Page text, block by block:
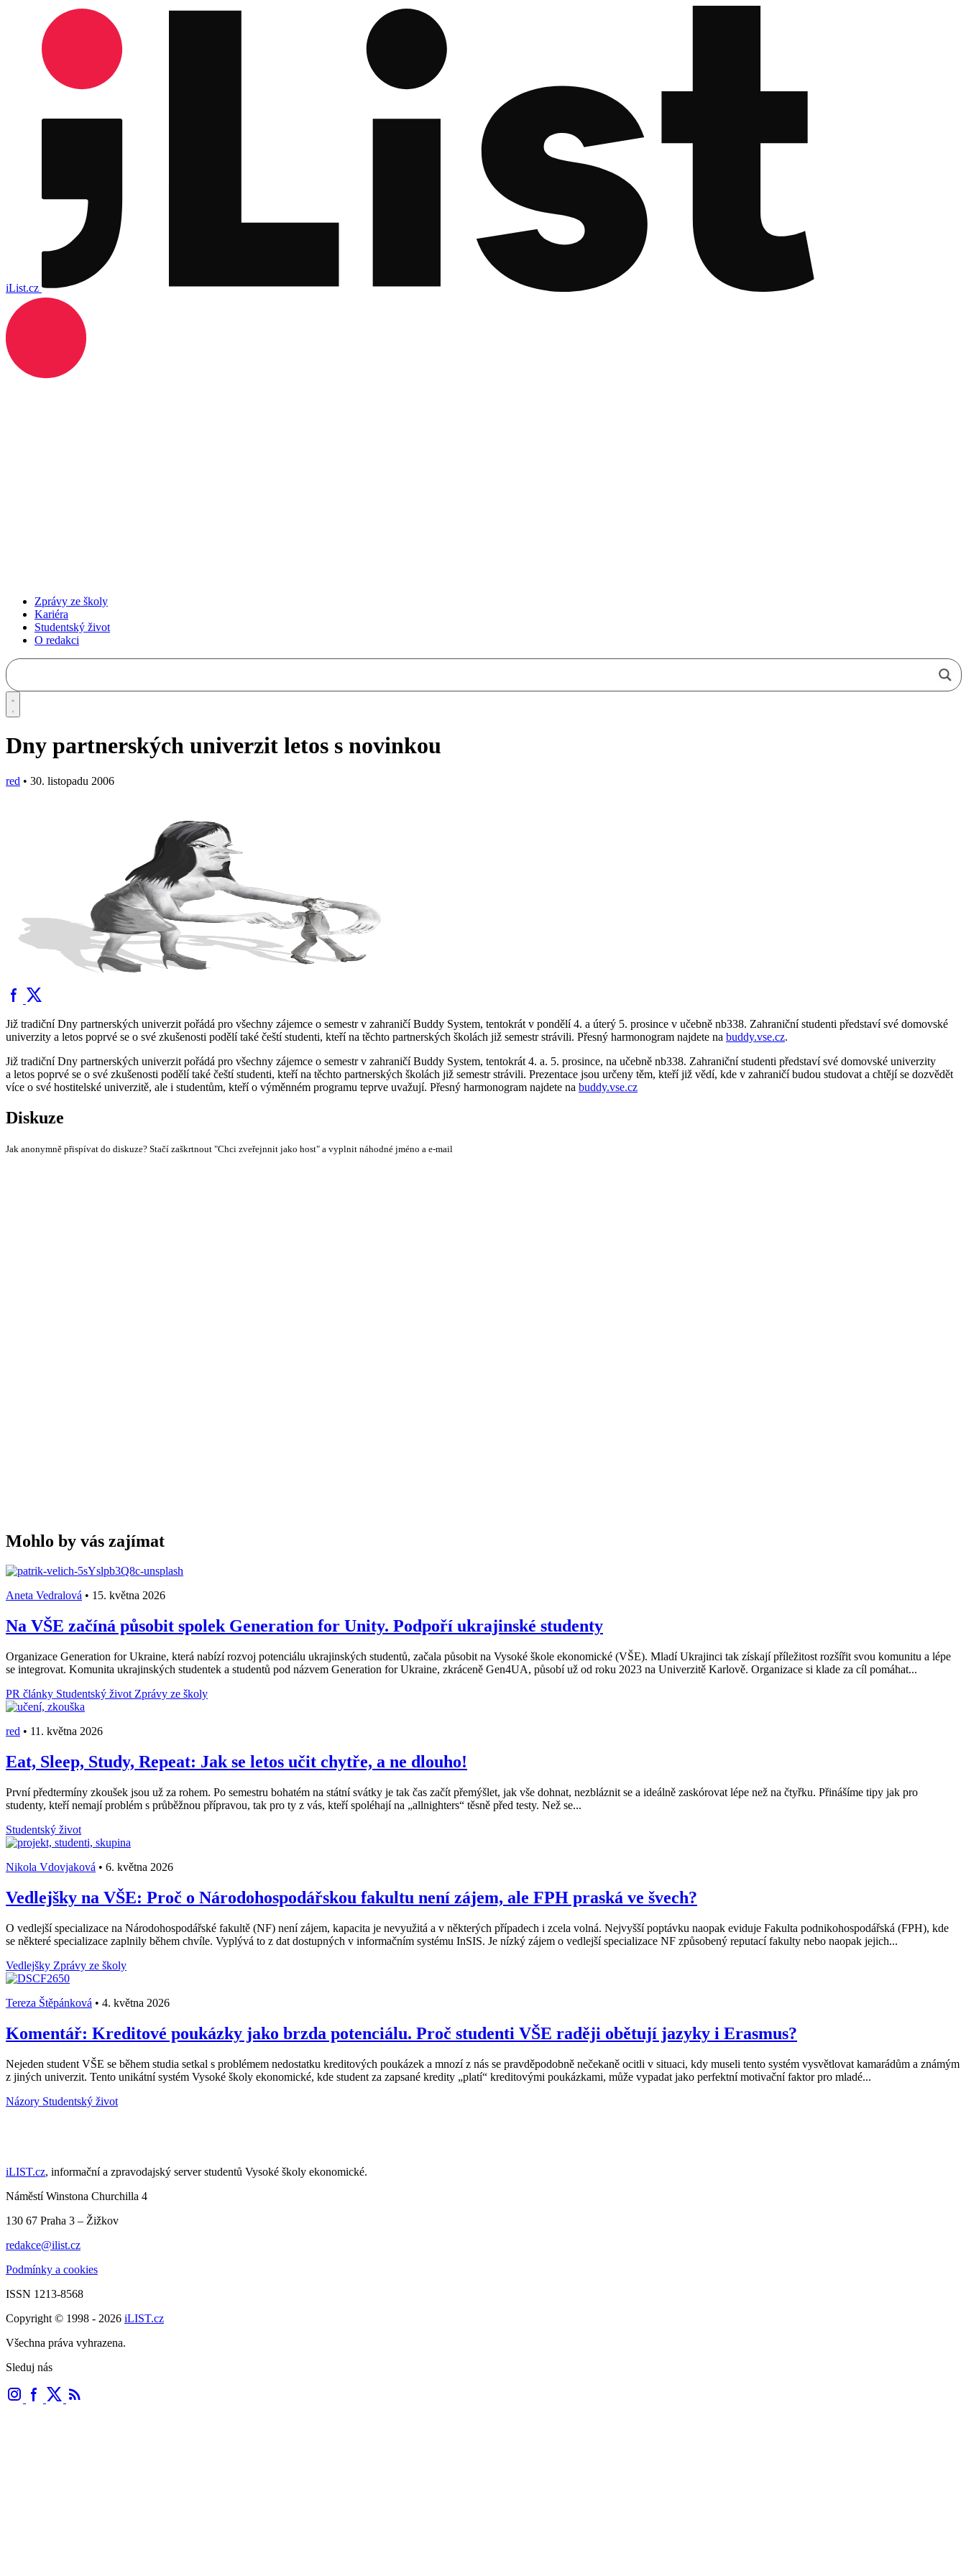
iList.cz
Zprávy ze školy
Kariéra
Studentský život
O redakci
Dny partnerských univerzit letos s novinkou
red • 30. listopadu 2006
Již tradiční Dny partnerských univerzit pořádá pro všechny zájemce o semestr v zahraničí Buddy System, tentokrát v pondělí 4. a úterý 5. prosince v učebně nb338. Zahraniční studenti představí své domovské
univerzity a letos poprvé se o své zkušenosti podělí také čeští studenti, kteří na těchto partnerských školách již semestr strávili. Přesný harmonogram najdete na buddy.vse.cz.
Již tradiční Dny partnerských univerzit pořádá pro všechny zájemce o semestr v zahraničí Buddy System, tentokrát 4. a. 5. prosince, na učebně nb338. Zahraniční studenti představí své domovské univerzity
a letos poprvé se o své zkušenosti podělí také čeští studenti, kteří na těchto partnerských školách již semestr strávili. Prezentace jsou určeny těm, kteří již vědí, kde v zahraničí budou studovat a chtějí se dozvědět
více o své hostitelské univerzitě, ale i studentům, kteří o výměnném programu teprve uvažují. Přesný harmonogram najdete na buddy.vse.cz
Diskuze
Jak anonymně přispívat do diskuze? Stačí zaškrtnout "Chci zveřejnnit jako host" a vyplnit náhodné jméno a e-mail
Mohlo by vás zajímat
Aneta Vedralová • 15. května 2026
Na VŠE začíná působit spolek Generation for Unity. Podpoří ukrajinské studenty
Organizace Generation for Ukraine, která nabízí rozvoj potenciálu ukrajinských studentů, začala působit na Vysoké škole ekonomické (VŠE). Mladí Ukrajinci tak získají příležitost rozšířit svou komunitu a lépe
se integrovat. Komunita ukrajinských studentek a studentů pod názvem Generation for Ukraine, zkráceně Gen4UA, působí už od roku 2023 na Univerzitě Karlově. Organizace si klade za cíl pomáhat...
PR články Studentský život Zprávy ze školy
red • 11. května 2026
Eat, Sleep, Study, Repeat: Jak se letos učit chytře, a ne dlouho!
První předtermíny zkoušek jsou už za rohem. Po semestru bohatém na státní svátky je tak čas začít přemýšlet, jak vše dohnat, nezbláznit se a ideálně zaskórovat lépe než na čtyřku. Přinášíme tipy jak pro
studenty, kteří nemají problém s průběžnou přípravou, tak pro ty z vás, kteří spoléhají na „allnighters“ těsně před testy. Než se...
Studentský život
Nikola Vdovjaková • 6. května 2026
Vedlejšky na VŠE: Proč o Národohospodářskou fakultu není zájem, ale FPH praská ve švech?
O vedlejší specializace na Národohospodářské fakultě (NF) není zájem, kapacita je nevyužitá a v některých případech i zcela volná. Nejvyšší poptávku naopak eviduje Fakulta podnikohospodářská (FPH), kde
se některé specializace zaplnily během chvíle. Vyplývá to z dat dostupných v informačním systému InSIS. Je nízký zájem o vedlejší specializace NF způsobený reputací fakulty nebo naopak jejich...
Vedlejšky Zprávy ze školy
Tereza Štěpánková • 4. května 2026
Komentář: Kreditové poukázky jako brzda potenciálu. Proč studenti VŠE raději obětují jazyky i Erasmus?
Nejeden student VŠE se během studia setkal s problémem nedostatku kreditových poukázek a mnozí z nás se pravděpodobně nečekaně ocitli v situaci, kdy museli tento systém vysvětlovat kamarádům a známým
z jiných univerzit. Tento unikátní systém Vysoké školy ekonomické, kde student za zapsané kredity „platí“ kreditovými poukázkami, může vypadat jako perfektní motivační faktor pro mladé...
Názory Studentský život
iLIST.cz, informační a zpravodajský server studentů Vysoké školy ekonomické.
Náměstí Winstona Churchilla 4
130 67 Praha 3 – Žižkov
redakce@ilist.cz
Podmínky a cookies
ISSN 1213-8568
Copyright © 1998 - 2026 iLIST.cz
Všechna práva vyhrazena.
Sleduj nás